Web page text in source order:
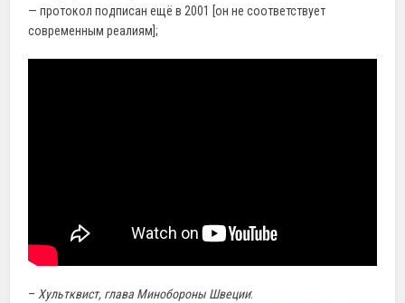
— протокол подписан ещё в 2001 [он не соответствует
современным реалиям];
– Хультквист, глава Минобороны Швеции: